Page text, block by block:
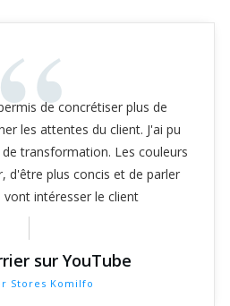
de concrétiser plus de
les attentes du client. J'ai pu
transformation. Les couleurs
d'être plus concis et de parler
vont intéresser le client
sur YouTube
Stores Komilfo